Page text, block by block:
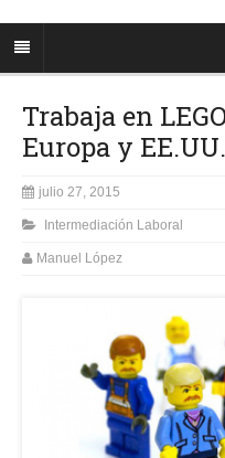
Trabaja en
Europa y EE.UU.
julio 27, 2015
Intermediación Laboral
Manuel López